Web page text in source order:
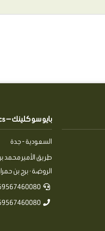
بايو سو كلينك — Pio So Clinics
السعودية - جدة
طريق الأمير محمد
الروضة · برج بن